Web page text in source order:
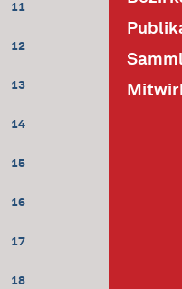
11
12
13
14
15
16
17
18